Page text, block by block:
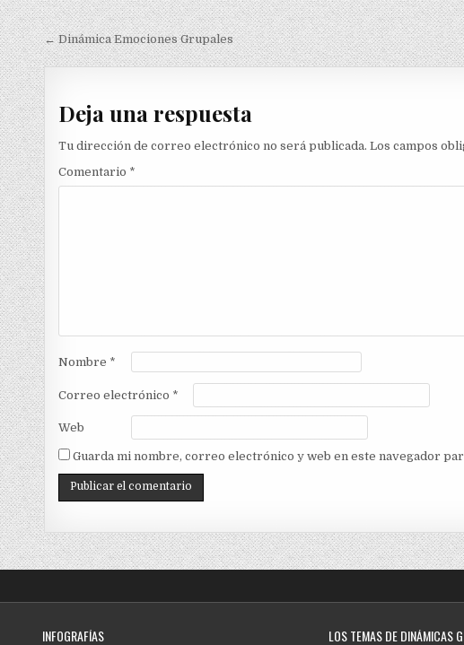
Navegación
de
entradas
← Dinámica Emociones Grupales
Deja una respuesta
Tu dirección de correo electrónico no será publicada. Los campos
Comentario *
Nombre *
Correo electrónico *
Web
Guarda mi nombre, correo electrónico y web en este navegador
INFOGRAFÍAS LOS TEMAS DE DINÁMICAS